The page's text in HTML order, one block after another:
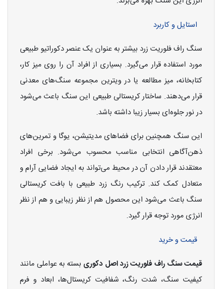
استایل و کاربرد
سنگ راف فلوریت زرد بیشتر به عنوان یک عنصر دکوراتیو طبیعی
مورد استفاده قرار می‌گیرد. بسیاری از افراد آن را روی میز کار،
کتابخانه، میز مطالعه یا در ویترین مجموعه سنگ‌های معدنی
قرار می‌دهند. ساختار کریستالی طبیعی این سنگ باعث می‌شود
در نور جلوه‌ای بسیار زیبا داشته باشد.
این سنگ همچنین برای فضاهای مدیتیشن، یوگا و تمرین‌های
ذهن‌آگاهی انتخابی مناسب محسوب می‌شود. برخی افراد
معتقدند قرار دادن آن در محیط می‌تواند به ایجاد فضایی آرام و
متعادل کمک کند. ترکیب رنگ زرد طبیعی با بافت کریستالی
سنگ باعث می‌شود این محصول هم از نظر زیبایی و هم از نظر
انرژی مورد توجه قرار گیرد.
قیمت و خرید
قیمت سنگ راف فلوریت زرد اصل دکوری بسته به عواملی مانند
کیفیت سنگ، شدت رنگ، شفافیت کریستال‌ها، ابعاد و فرم